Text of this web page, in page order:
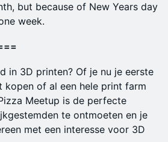
but because of New Years day
week.
in 3D printen? Of je nu je eerste
kopen of al een hele print farm
Meetup is de perfecte
te ontmoeten en je
met een interesse voor 3D